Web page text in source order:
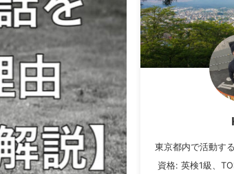
東京都内で活動す
資格: 英検1級、